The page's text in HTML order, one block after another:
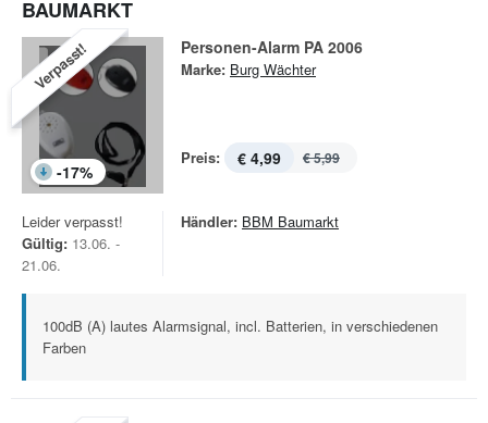
BAUMARKT
Verpasst!
-17%
Personen-Alarm PA 2006
Marke: Burg Wächter
Preis: € 4,99 € 5,99
Leider verpasst!
Gültig: 13.06. -
21.06.
Händler: BBM Baumarkt
100dB (A) lautes Alarmsignal, incl. Batterien, in verschiedenen
Farben